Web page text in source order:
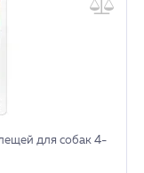
для собак 4-